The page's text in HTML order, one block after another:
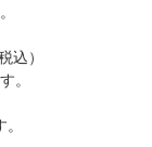
込）
。